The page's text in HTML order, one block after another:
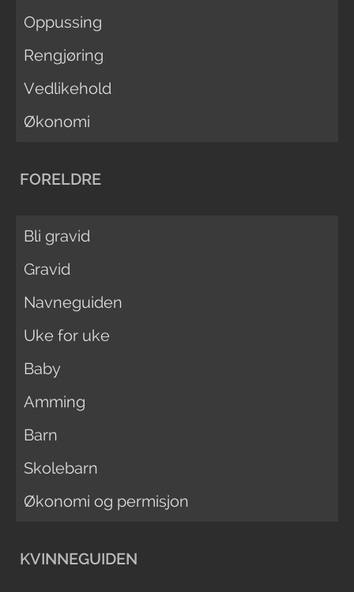
Oppussing
Rengjøring
Vedlikehold
Økonomi
FORELDRE
Bli gravid
Gravid
Navneguiden
Uke for uke
Baby
Amming
Barn
Skolebarn
Økonomi og permisjon
KVINNEGUIDEN